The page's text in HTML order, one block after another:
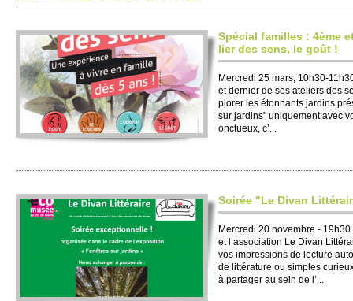
Spécial fami­lles : 4ème
lier des sens, le goût !
Mer­credi 25 mars, 10h30-
et dernier de ses ate­liers des
plorer les étonnants jardins
sur jardins" uni­que­ment avec
onctueux, c’...
Soirée "Le Divan
Mer­credi 20 nove­mbre -
et l’asso­ci­ation Le Divan
vos im­pre­ssi­ons de lecture
de littérature ou si­mples
à partager au sein de l’...
r
i
n
c
p
l